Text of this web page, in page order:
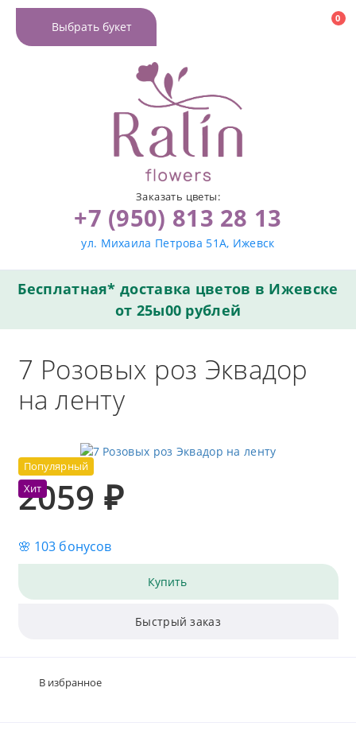
Выбрать букет
0
Заказать цветы:
+7 (950) 813 28 13
ул. Михаила Петрова 51А, Ижевск
Бесплатная* доставка цветов в Ижевске
от 25ы00 рублей
7 Розовых роз Эквадор
на ленту
Популярный
Хит
2059 ₽
🌸 103 бонусов
Купить
Быстрый заказ
В избранное